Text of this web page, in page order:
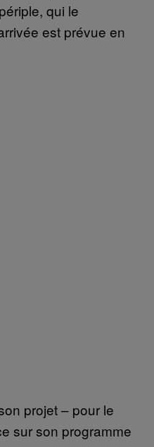
qui le
est prévue en
projet – pour le
sur son programme